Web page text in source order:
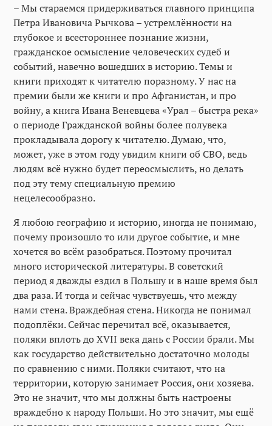
– Мы стараемся придерживаться главного принципа
Петра Ивановича Рычкова – устремлённости на
глубокое и всестороннее познание жизни,
гражданское осмысление человеческих судеб и
событий, навечно вошедших в историю. Темы и
книги приходят к читателю поразному. У нас на
премии были же книги и про Афганистан, и про
войну, а книга Ивана Веневцева «Урал – быстра река»
о периоде Гражданской войны более полувека
прокладывала дорогу к читателю. Думаю, что,
может, уже в этом году увидим книги об СВО, ведь
людям всё нужно будет переосмыслить, но делать
под эту тему специальную премию
нецелесообразно.
Я любою географию и историю, иногда не понимаю,
почему произошло то или другое событие, и мне
хочется во всём разобраться. Поэтому прочитал
много исторической литературы. В советский
период я дважды ездил в Польшу и в наше время был
два раза. И тогда и сейчас чувствуешь, что между
нами стена. Враждебная стена. Никогда не понимал
подоплёки. Сейчас перечитал всё, оказывается,
поляки вплоть до XVII века дань с России брали. Мы
как государство действительно достаточно молоды
по сравнению с ними. Поляки считают, что на
территории, которую занимает Россия, они хозяева.
Это не значит, что мы должны быть настроены
враждебно к народу Польши. Но это значит, мы ещё